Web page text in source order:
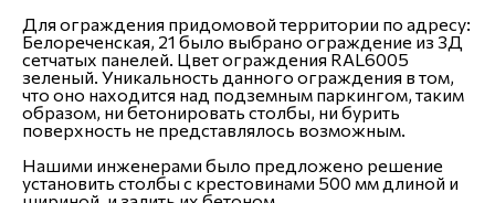
Для ограждения придомовой территории по адресу:
Белореченская, 21 было выбрано ограждение из 3Д
сетчатых панелей. Цвет ограждения RAL6005
зеленый. Уникальность данного ограждения в том,
что оно находится над подземным паркингом, таким
образом, ни бетонировать столбы, ни бурить
поверхность не представлялось возможным.
Нашими инженерами было предложено решение
установить столбы с крестовинами 500 мм длиной и